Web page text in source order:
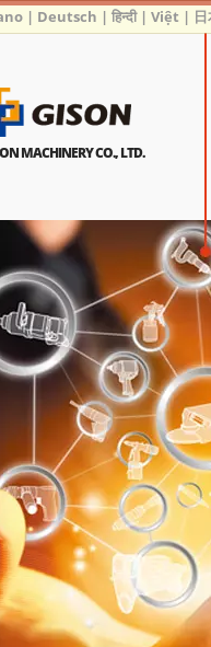
MACHINERY CO., LTD.
| Deutsch |हिन्दी|Việt |